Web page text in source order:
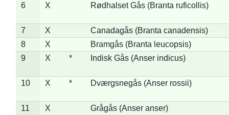
6
X Rødhalset Gås (Branta ruficollis)
7 X
Canadagås (Branta canadensis)
8
X
Bramgås (Branta leucopsis)
9
X * Indisk Gås (Anser indicus)
10 X * Dværgsnegås (Anser rossii)
11 X
Grågås (Anser anser)